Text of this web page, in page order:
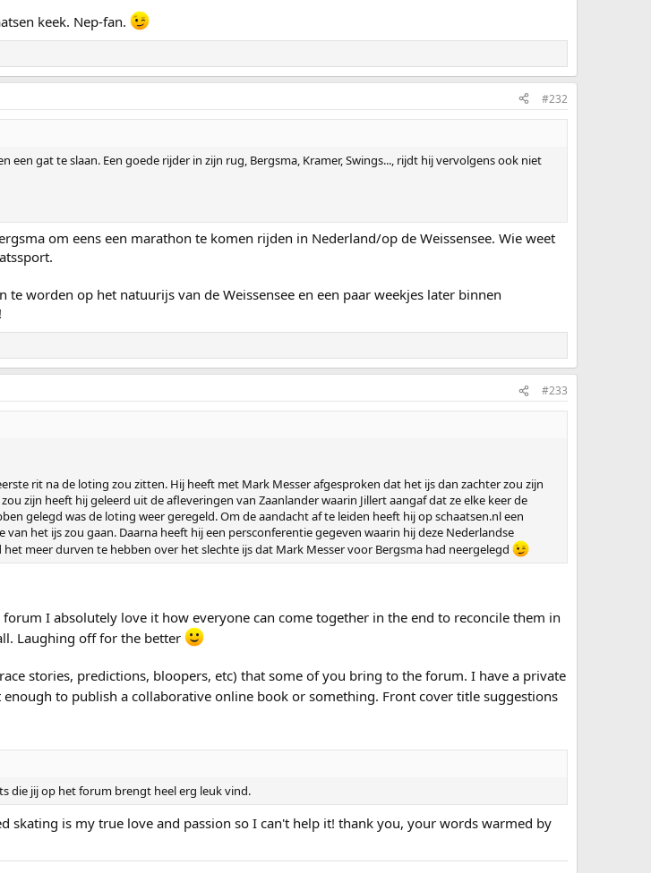
keek. Nep-fan.
#232
gat te slaan. Een goede rijder in zijn rug, Bergsma, Kramer, Swings..., rijdt hij vervolgens ook niet
om eens een marathon te komen rijden in Nederland/op de Weissensee. Wie weet
worden op het natuurijs van de Weissensee en een paar weekjes later binnen
#233
rit na de loting zou zitten. Hij heeft met Mark Messer afgesproken dat het ijs dan zachter zou zijn
zijn heeft hij geleerd uit de afleveringen van Zaanlander waarin Jillert aangaf dat ze elke keer de
gelegd was de loting weer geregeld. Om de aandacht af te leiden heeft hij op schaatsen.nl een
het ijs zou gaan. Daarna heeft hij een persconferentie gegeven waarin hij deze Nederlandse
meer durven te hebben over het slechte ijs dat Mark Messer voor Bergsma had neergelegd
I absolutely love it how everyone can come together in the end to reconcile them in
Laughing off for the better
stories, predictions, bloopers, etc) that some of you bring to the forum. I have a private
to publish a collaborative online book or something. Front cover title suggestions
die jij op het forum brengt heel erg leuk vind.
skating is my true love and passion so I can't help it! thank you, your words warmed by